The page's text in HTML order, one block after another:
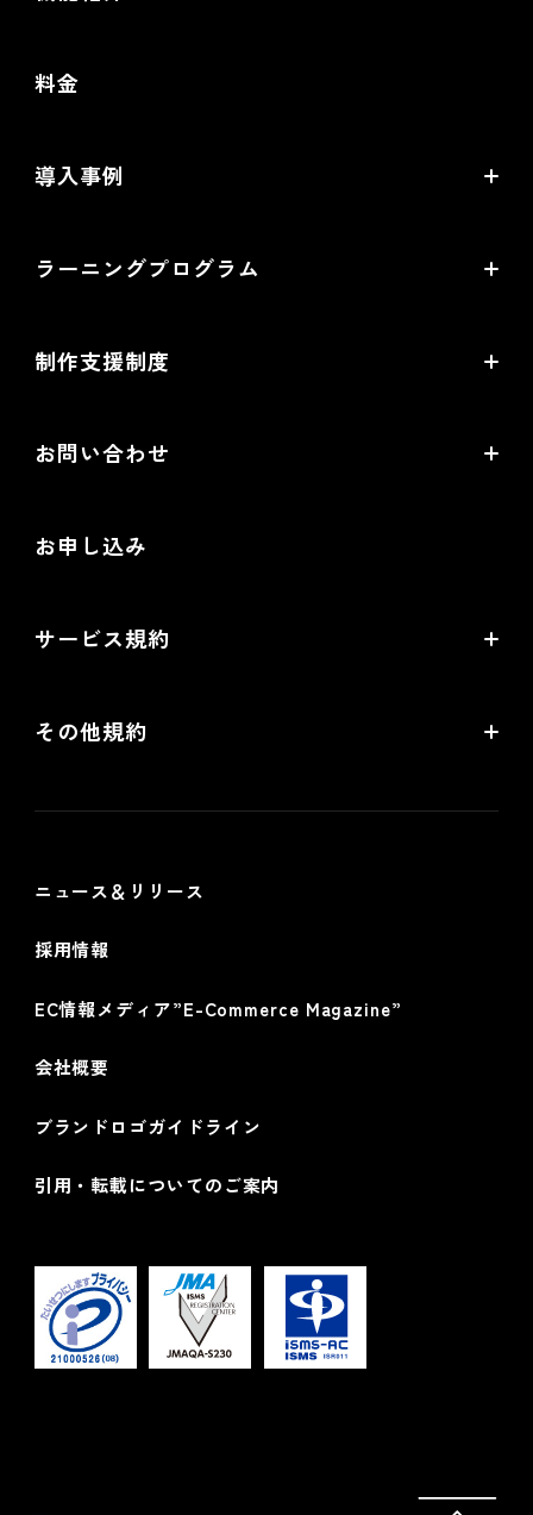
オムニチャネル・OMO
提携サービス一覧
料金
導入事例
導入企業一覧
ラーニングプログラム
オープンセミナー一覧
制作支援制度
EC制作パートナー一覧
お問い合わせ
導入検討Webミーティング
お申し込み
サービス規約
futureshop omni-channelサービス規約
その他規約
ニュース＆リリース
採用情報
EC情報メディア”E-Commerce Magazine”
会社概要
ブランドロゴガイドライン
引用・転載についてのご案内